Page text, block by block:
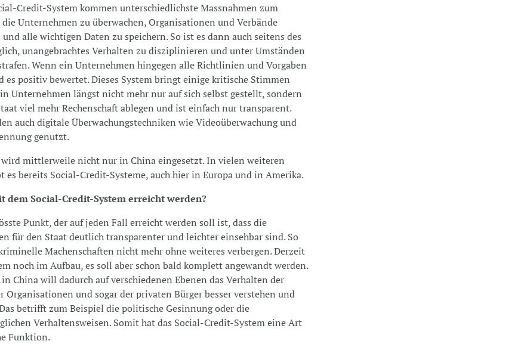
Credit-System kommen unterschiedlichste Massnahmen zum
Unternehmen zu überwachen, Organisationen und Verbände
alle wichtigen Daten zu speichern. So ist es dann auch seitens des
unangebrachtes Verhalten zu disziplinieren und unter Umständen
Wenn ein Unternehmen hingegen alle Richtlinien und Vorgaben
es positiv bewertet. Dieses System bringt einige kritische Stimmen
Unternehmen längst nicht mehr nur auf sich selbst gestellt, sondern
viel mehr Rechenschaft ablegen und ist einfach nur transparent.
auch digitale Überwachungstechniken wie Videoüberwachung und
genutzt.
wird mittlerweile nicht nur in China eingesetzt. In vielen weiteren
es bereits Social-Credit-Systeme, auch hier in Europa und in Amerika.
dem Social-Credit-System erreicht werden?
Punkt, der auf jeden Fall erreicht werden soll ist, dass die
für den Staat deutlich transparenter und leichter einsehbar sind. So
Machenschaften nicht mehr ohne weiteres verbergen. Derzeit
noch im Aufbau, es soll aber schon bald komplett angewandt werden.
in China will dadurch auf verschiedenen Ebenen das Verhalten der
Organisationen und sogar der privaten Bürger besser verstehen und
betrifft zum Beispiel die politische Gesinnung oder die
Verhaltensweisen. Somit hat das Social-Credit-System eine Art
Funktion.